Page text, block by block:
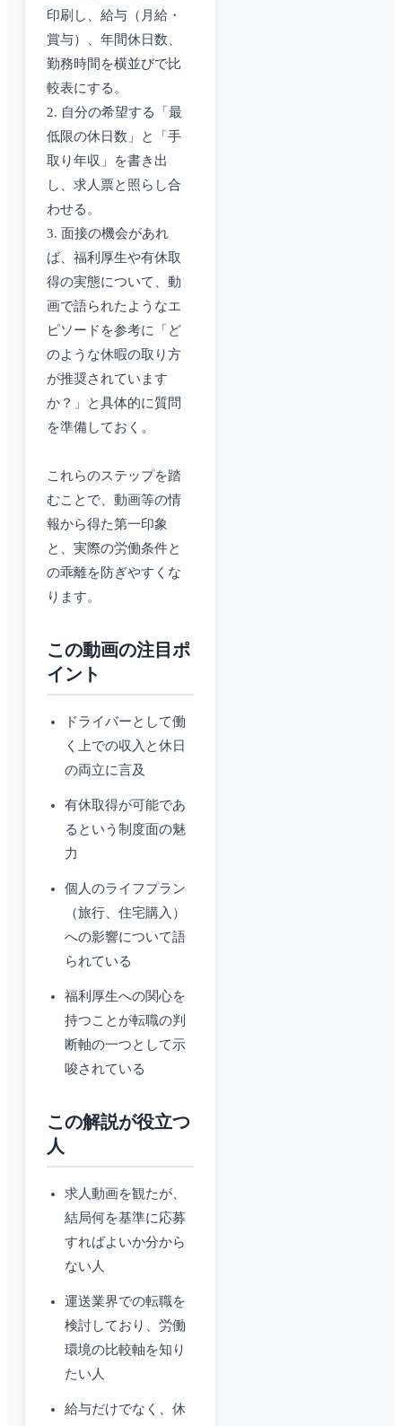
印刷し、給与（月給・
賞与）、年間休日数、
勤務時間を横並びで比
較表にする。
2. 自分の希望する「最
低限の休日数」と「手
取り年収」を書き出
し、求人票と照らし合
わせる。
3. 面接の機会があれ
ば、福利厚生や有休取
得の実態について、動
画で語られたようなエ
ピソードを参考に「ど
のような休暇の取り方
が推奨されています
か？」と具体的に質問
を準備しておく。
これらのステップを踏
むことで、動画等の情
報から得た第一印象
と、実際の労働条件と
の乖離を防ぎやすくな
ります。
この動画の注目ポ
イント
ドライバーとして働
く上での収入と休日
の両立に言及
有休取得が可能であ
るという制度面の魅
力
個人のライフプラン
（旅行、住宅購入）
への影響について語
られている
福利厚生への関心を
持つことが転職の判
断軸の一つとして示
唆されている
この解説が役立つ
人
求人動画を観たが、
結局何を基準に応募
すればよいか分から
ない人
運送業界での転職を
検討しており、労働
環境の比較軸を知り
たい人
給与だけでなく、休